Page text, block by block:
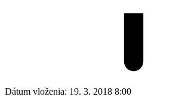
Dátum vloženia: 19. 3. 2018 8:00